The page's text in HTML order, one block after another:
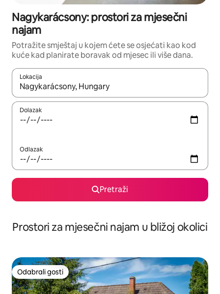
Nagykarácsony: prostori za mjesečni
najam
Potražite smještaj u kojem ćete se osjećati kao kod
kuće kad planirate boravak od mjesec ili više dana.
Lokacija
Kada budu dostupni rezultati, moći ćete ih pregledati
Dolazak
Odlazak
Pretraži
Prostori za mjesečni najam u bližoj okolici
Odabrali gosti
Odabrali gosti